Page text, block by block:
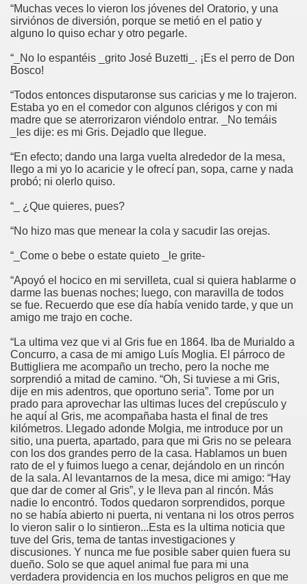
“Muchas veces lo vieron los jóvenes del Oratorio, y una
sirviónos de diversión, porque se metió en el patio y
alguno lo quiso echar y otro pegarle.
“_No lo espantéis _grito José Buzetti_. ¡Es el perro de Don
Bosco!
“Todos entonces disputaronse sus caricias y me lo trajeron.
Estaba yo en el comedor con algunos clérigos y con mi
madre que se aterrorizaron viéndolo entrar. _No temáis
_les dije: es mi Gris. Dejadlo que llegue.
“En efecto; dando una larga vuelta alrededor de la mesa,
llego a mi yo lo acaricie y le ofrecí pan, sopa, carne y nada
probó; ni olerlo quiso.
“_ ¿Que quieres, pues?
“No hizo mas que menear la cola y sacudir las orejas.
“_Come o bebe o estate quieto _le grite-
“Apoyó el hocico en mi servilleta, cual si quiera hablarme o
darme las buenas noches; luego, con maravilla de todos
se fue. Recuerdo que ese día había venido tarde, y que un
amigo me trajo en coche.
“La ultima vez que vi al Gris fue en 1864. Iba de Murialdo a
Concurro, a casa de mi amigo Luís Moglia. El párroco de
Buttigliera me acompaño un trecho, pero la noche me
sorprendió a mitad de camino. “Oh, Si tuviese a mi Gris,
dije en mis adentros, que oportuno seria”. Tome por un
prado para aprovechar las ultimas luces del crepúsculo y
he aquí al Gris, me acompañaba hasta el final de tres
kilómetros. Llegado adonde Molgia, me introduce por un
sitio, una puerta, apartado, para que mi Gris no se peleara
con los dos grandes perro de la casa. Hablamos un buen
rato de el y fuimos luego a cenar, dejándolo en un rincón
de la sala. Al levantarnos de la mesa, dice mi amigo: “Hay
que dar de comer al Gris”, y le lleva pan al rincón. Más
nadie lo encontró. Todos quedaron sorprendidos, porque
no se había abierto ni puerta, ni ventana ni los otros perros
lo vieron salir o lo sintieron...Esta es la ultima noticia que
tuve del Gris, tema de tantas investigaciones y
discusiones. Y nunca me fue posible saber quien fuera su
dueño. Solo se que aquel animal fue para mi una
verdadera providencia en los muchos peligros en que me
y San Francisco de Asís
María Stma. de la Amargura
Sevilla